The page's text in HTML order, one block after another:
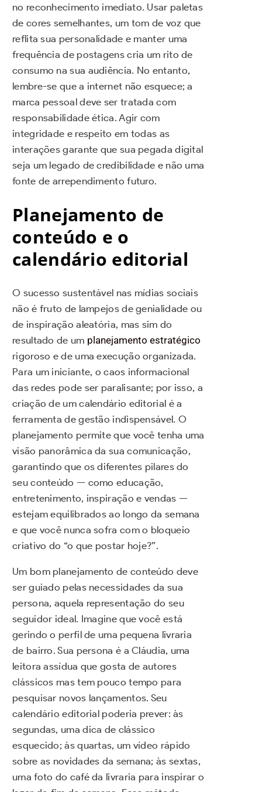
no reconhecimento imediato. Usar paletas
de cores semelhantes, um tom de voz que
reflita sua personalidade e manter uma
frequência de postagens cria um rito de
consumo na sua audiência. No entanto,
lembre-se que a internet não esquece; a
marca pessoal deve ser tratada com
responsabilidade ética. Agir com
integridade e respeito em todas as
interações garante que sua pegada digital
seja um legado de credibilidade e não uma
fonte de arrependimento futuro.
Planejamento de
conteúdo e o
calendário editorial
O sucesso sustentável nas mídias sociais
não é fruto de lampejos de genialidade ou
de inspiração aleatória, mas sim do
resultado de um planejamento estratégico
rigoroso e de uma execução organizada.
Para um iniciante, o caos informacional
das redes pode ser paralisante; por isso, a
criação de um calendário editorial é a
ferramenta de gestão indispensável. O
planejamento permite que você tenha uma
visão panorâmica da sua comunicação,
garantindo que os diferentes pilares do
seu conteúdo — como educação,
entretenimento, inspiração e vendas —
estejam equilibrados ao longo da semana
e que você nunca sofra com o bloqueio
criativo do “o que postar hoje?”.
Um bom planejamento de conteúdo deve
ser guiado pelas necessidades da sua
persona, aquela representação do seu
seguidor ideal. Imagine que você está
gerindo o perfil de uma pequena livraria
de bairro. Sua persona é a Cláudia, uma
leitora assídua que gosta de autores
clássicos mas tem pouco tempo para
pesquisar novos lançamentos. Seu
calendário editorial poderia prever: às
segundas, uma dica de clássico
esquecido; às quartas, um vídeo rápido
sobre as novidades da semana; às sextas,
uma foto do café da livraria para inspirar o